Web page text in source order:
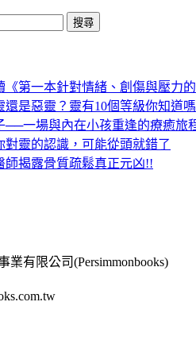
第一本針對情緒、創傷與壓力的
是惡靈？靈有10個等級你知道嗎
──一場與內在小孩重逢的療癒旅
靈的認識，可能從頭就錯了
師揭露骨質疏鬆真正元凶!!
業有限公司(Persimmonbooks)